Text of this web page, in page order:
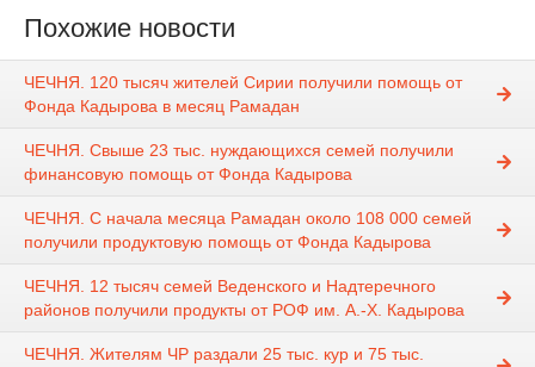
Похожие новости
ЧЕЧНЯ. 120 тысяч жителей Сирии получили помощь от
Фонда Кадырова в месяц Рамадан
ЧЕЧНЯ. Свыше 23 тыс. нуждающихся семей получили
финансовую помощь от Фонда Кадырова
ЧЕЧНЯ. С начала месяца Рамадан около 108 000 семей
получили продуктовую помощь от Фонда Кадырова
ЧЕЧНЯ. 12 тысяч семей Веденского и Надтеречного
районов получили продукты от РОФ им. А.-Х. Кадырова
ЧЕЧНЯ. Жителям ЧР раздали 25 тыс. кур и 75 тыс.